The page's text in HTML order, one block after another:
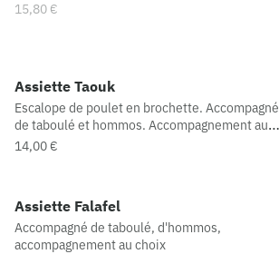
15,80 €
Assiette Taouk
Escalope de poulet en brochette. Accompagné
de taboulé et hommos. Accompagnement au
choix
14,00 €
Assiette Falafel
Accompagné de taboulé, d'hommos,
accompagnement au choix